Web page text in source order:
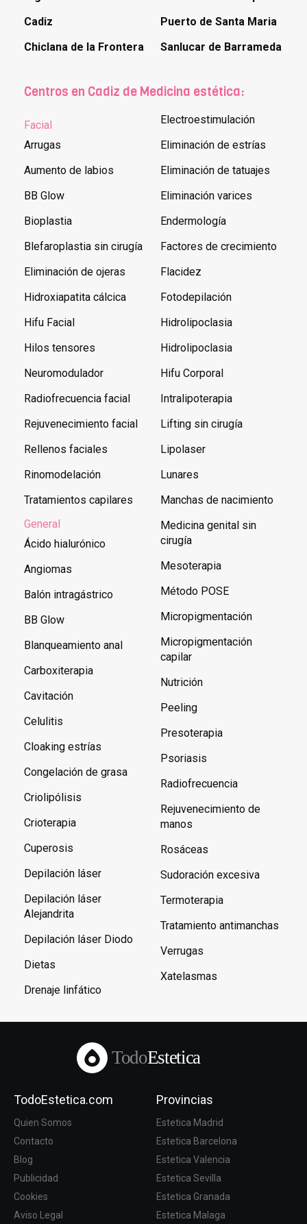
Cadiz
Chiclana de la Frontera
Puerto de Santa Maria
Sanlucar de Barrameda
Centros en Cadiz de Medicina estética:
Facial
Arrugas
Aumento de labios
BB Glow
Bioplastia
Blefaroplastia sin cirugía
Eliminación de ojeras
Hidroxiapatita cálcica
Hifu Facial
Hilos tensores
Neuromodulador
Radiofrecuencia facial
Rejuvenecimiento facial
Rellenos faciales
Rinomodelación
Tratamientos capilares
General
Ácido hialurónico
Angiomas
Balón intragástrico
BB Glow
Blanqueamiento anal
Carboxiterapia
Cavitación
Celulitis
Cloaking estrías
Congelación de grasa
Criolipólisis
Crioterapia
Cuperosis
Depilación láser
Depilación láser
Alejandrita
Depilación láser Diodo
Dietas
Drenaje linfático
Electroestimulación
Eliminación de estrías
Eliminación de tatuajes
Eliminación varices
Endermología
Factores de crecimiento
Flacidez
Fotodepilación
Hidrolipoclasia
Hidrolipoclasia
Hifu Corporal
Intralipoterapia
Lifting sin cirugía
Lipolaser
Lunares
Manchas de nacimiento
Medicina genital sin
cirugía
Mesoterapia
Método POSE
Micropigmentación
Micropigmentación
capilar
Nutrición
Peeling
Presoterapia
Psoriasis
Radiofrecuencia
Rejuvenecimiento de
manos
Rosáceas
Sudoración excesiva
Termoterapia
Tratamiento antimanchas
Verrugas
Xatelasmas
TodoEstetica
TodoEstetica.com
Quien Somos
Contacto
Blog
Publicidad
Cookies
Aviso Legal
Provincias
Estetica Madrid
Estetica Barcelona
Estetica Valencia
Estetica Sevilla
Estetica Granada
Estetica Malaga